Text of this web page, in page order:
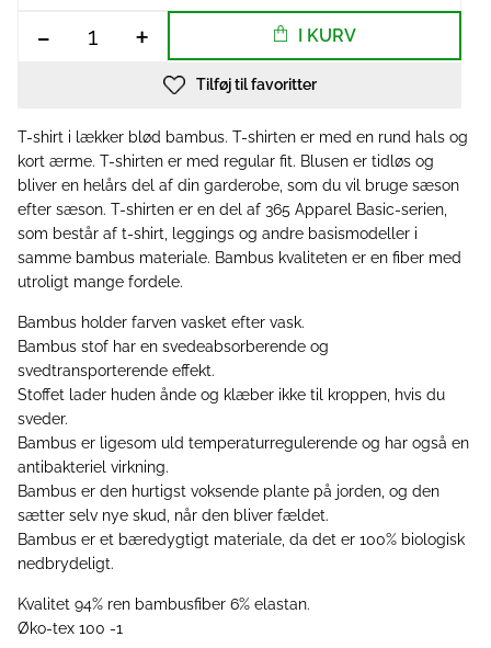
- + I KURV
Tilføj til favoritter
T-shirt i lækker blød bambus. T-shirten er med en rund hals og
kort ærme. T-shirten er med regular fit. Blusen er tidløs og
bliver en helårs del af din garderobe, som du vil bruge sæson
efter sæson. T-shirten er en del af 365 Apparel Basic-serien,
som består af t-shirt, leggings og andre basismodeller i
samme bambus materiale. Bambus kvaliteten er en fiber med
utroligt mange fordele.
Bambus holder farven vasket efter vask.
Bambus stof har en svedeabsorberende og
svedtransporterende effekt.
Stoffet lader huden ånde og klæber ikke til kroppen, hvis du
sveder.
Bambus er ligesom uld temperaturregulerende og har også en
antibakteriel virkning.
Bambus er den hurtigst voksende plante på jorden, og den
sætter selv nye skud, når den bliver fældet.
Bambus er et bæredygtigt materiale, da det er 100% biologisk
nedbrydeligt.
Kvalitet 94% ren bambusfiber 6% elastan.
Øko-tex 100 -1